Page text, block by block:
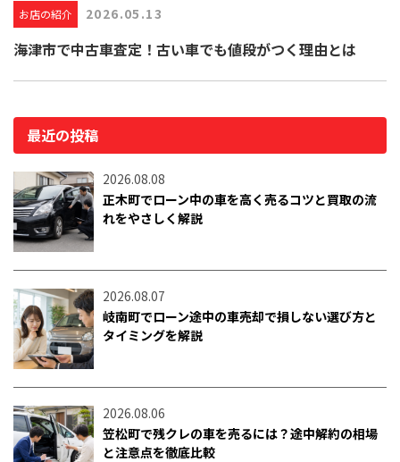
お店の紹介 2026.05.13
海津市で中古車査定！古い車でも値段がつく理由とは
最近の投稿
2026.08.08
正木町でローン中の車を高く売るコツと買取の流
れをやさしく解説
2026.08.07
岐南町でローン途中の車売却で損しない選び方と
タイミングを解説
2026.08.06
笠松町で残クレの車を売るには？途中解約の相場
と注意点を徹底比較